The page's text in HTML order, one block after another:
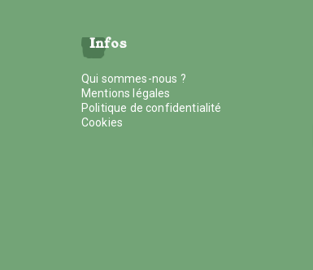
Infos
Qui sommes-nous ?
Mentions légales
Politique de confidentialité
Cookies